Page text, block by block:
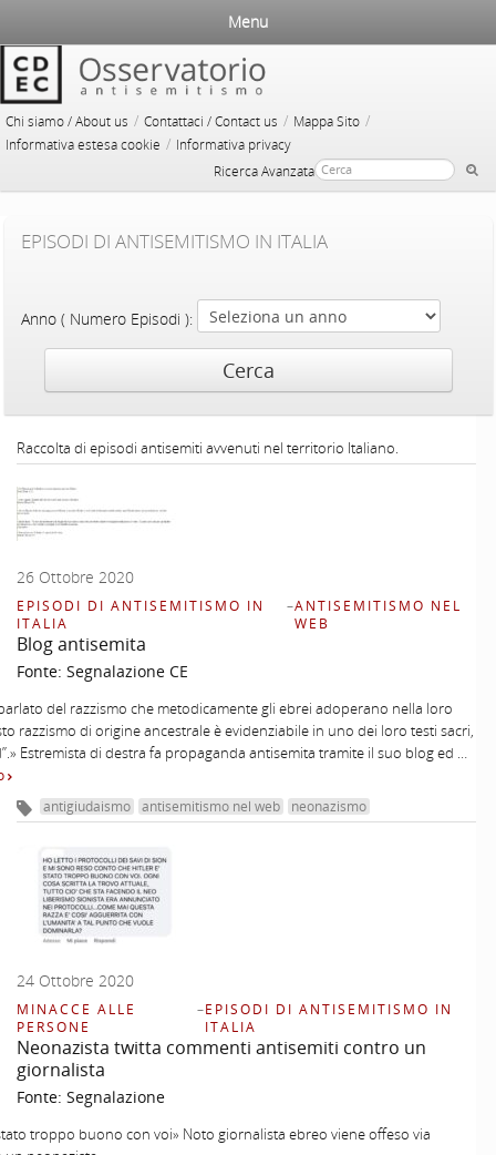
Chi siamo / About us / Contattaci / Contact us / Mappa Sito /
Informativa estesa cookie / Informativa privacy
Ricerca Avanzata
Menu
EPISODI DI ANTISEMITISMO IN ITALIA
Anno ( Numero Episodi ):
Raccolta di episodi antisemiti avvenuti nel territorio Italiano.
26 Ottobre 2020
EPISODI DI ANTISEMITISMO IN
ITALIA
–ANTISEMITISMO NEL
WEB
Blog antisemita
Fonte: Segnalazione CE
del razzismo che metodicamente gli ebrei adoperano nella loro
razzismo di origine ancestrale è evidenziabile in uno dei loro testi sacri,
Estremista di destra fa propaganda antisemita tramite il suo blog ed …
antigiudaismo antisemitismo nel web neonazismo
24 Ottobre 2020
MINACCE ALLE
PERSONE
–EPISODI DI ANTISEMITISMO IN
ITALIA
Neonazista twitta commenti antisemiti contro un
giornalista
Fonte: Segnalazione
troppo buono con voi» Noto giornalista ebreo viene offeso via